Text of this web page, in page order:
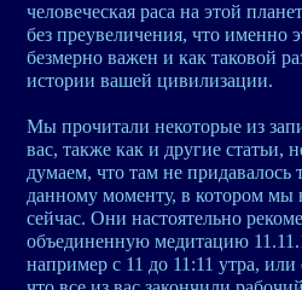
человеческая раса на этой
без преувеличения, что именно
безмерно важен и как таковой
истории вашей цивилизации.
Мы прочитали некоторые из
вас, также как и другие статьи,
думаем, что там не придавалось
данному моменту, в котором мы
сейчас. Они настоятельно
объединенную медитацию
например с 11 до 11:11 утра, или